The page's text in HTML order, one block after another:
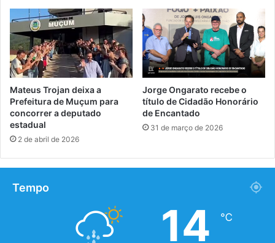
Mateus Trojan deixa a
Prefeitura de Muçum para
concorrer a deputado
estadual
2 de abril de 2026
Jorge Ongarato recebe o
título de Cidadão Honorário
de Encantado
31 de março de 2026
Tempo
14 ℃